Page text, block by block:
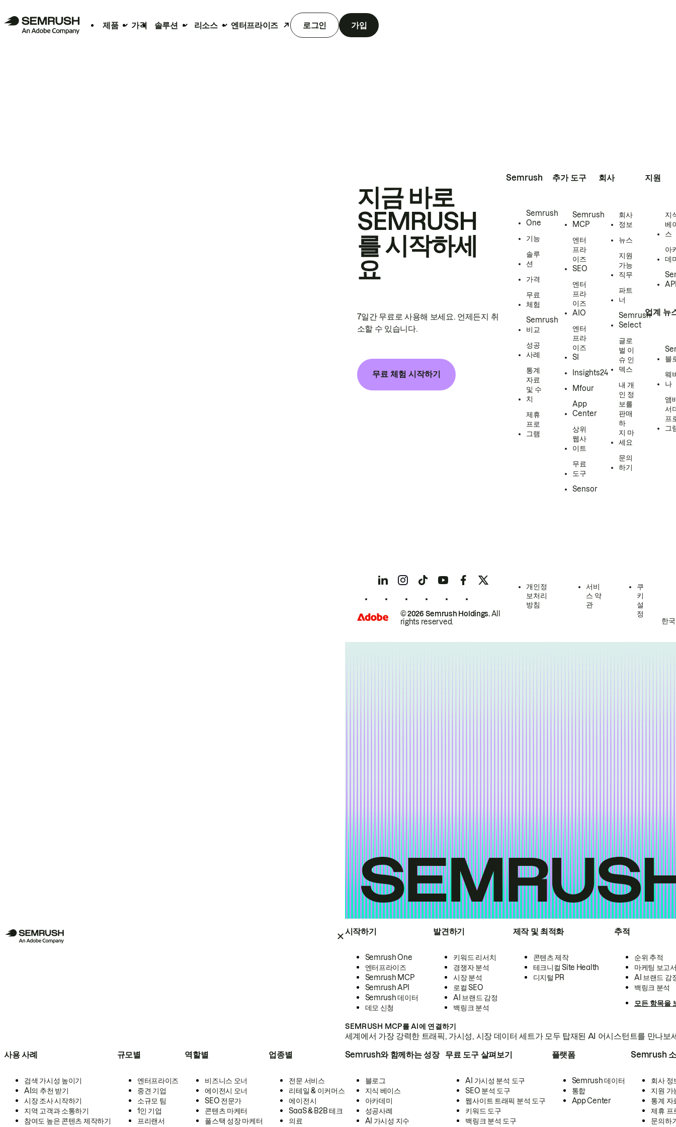
제품 가격 솔루션 리소스 엔터프라이즈 로그인 가입
시작하기
Semrush One
엔터프라이즈
Semrush MCP
Semrush API
Semrush 데이터
데모 신청
발견하기
키워드 리서치
경쟁자 분석
시장 분석
로컬 SEO
AI 브랜드 감정
백링크 분석
제작 및 최적화
콘텐츠 제작
테크니컬 Site Health
디지털 PR
추적
순위 추적
마케팅 보고
AI 브랜드 감
백링크 분석
모든 항목을
SEMRUSH MCP를 AI에 연결하기
세계에서 가장 강력한 트래픽, 가시성, 시장 데이터 세트가 모두 탑재된 AI 어시스턴트를 만나보
사용 사례
검색 가시성 높이기
AI의 추천 받기
시장 조사 시작하기
지역 고객과 소통하기
참여도 높은 콘텐츠 제작하기
규모별
엔터프라이즈
중견 기업
소규모 팀
1인 기업
프리랜서
역할별
비즈니스 오너
에이전시 오너
SEO 전문가
콘텐츠 마케터
풀스택 성장 마케터
업종별
전문 서비스
리테일 & 이커머스
에이전시
SaaS & B2B 테크
의료
Semrush와 함께하는 성장
블로그
지식 베이스
아카데미
성공사례
AI 가시성 지수
무료 도구 살펴보기
AI 가시성 분석 도구
SEO 분석 도구
웹사이트 트래픽 분석 도구
키워드 도구
백링크 분석 도구
플랫폼
Semrush 데이터
통합
App Center
Semrush
회사 정
지원 가
통계 자
제휴 프
문의하
지금 바로
SEMRUSH
를 시작하세
요
7일간 무료로 사용해 보세요. 언제든지 취
소할 수 있습니다.
무료 체험 시작하기
Semrush
Semrush
One
기능
솔루
션
가격
무료
체험
Semrush
비교
성공
사례
통계
자료
및 수
치
제휴
프로
그램
추가 도구
Semrush
MCP
엔터
프라
이즈
SEO
엔터
프라
이즈
AIO
엔터
프라
이즈
SI
Insights24
Mfour
App
Center
상위
웹사
이트
무료
도구
Sensor
회사
회사
정보
뉴스
지원
가능
직무
파트
너
Semrush
Select
글로
벌 이
슈 인
덱스
내 개
인 정
보를
판매
하
지 마
세요
문의
하기
지원
지
베
스
아
데
업계 뉴
블
웨
나
앰
서
프
그
© 2026 Semrush Holdings.All
rights reserved.
개인정
보처리
방침
서비
스 약
관
쿠
키
설
정
한